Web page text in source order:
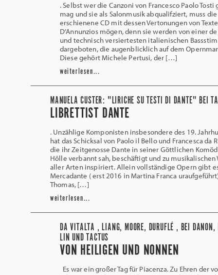
. Selbst wer die Canzoni von Francesco Paolo Tosti
mag und sie als Salonmusik abqualifziert, muss
erschienene CD mit dessen Vertonungen von
D’Annunzios mögen, denn sie werden von einer
und technisch versiertesten italienischen
dargeboten, die augenblicklich auf dem
Diese gehört Michele Pertusi, der […]
weiterlesen...
MANUELA CUSTER: "LIRICHE SU TESTI DI DANTE" BEI
LIBRETTIST DANTE
. Unzählige Komponisten insbesondere des 19.
hat das Schicksal von Paolo il Bello und Francesca da
die ihr Zeitgenosse Dante in seiner Göttlichen
Hölle verbannt sah, beschäftigt und zu musikalischen
aller Arten inspiriert. Allein vollständige Opern gibt
Mercadante ( erst 2016 in Martina Franca
Thomas, […]
weiterlesen...
DA VITALTA , LIANG, MOORE, DURUFLÉ , BEI DANON,
LIN UND TACTUS
VON HEILIGEN UND NONNEN
Es war ein großer Tag für Piacenza. Zu Ehren der